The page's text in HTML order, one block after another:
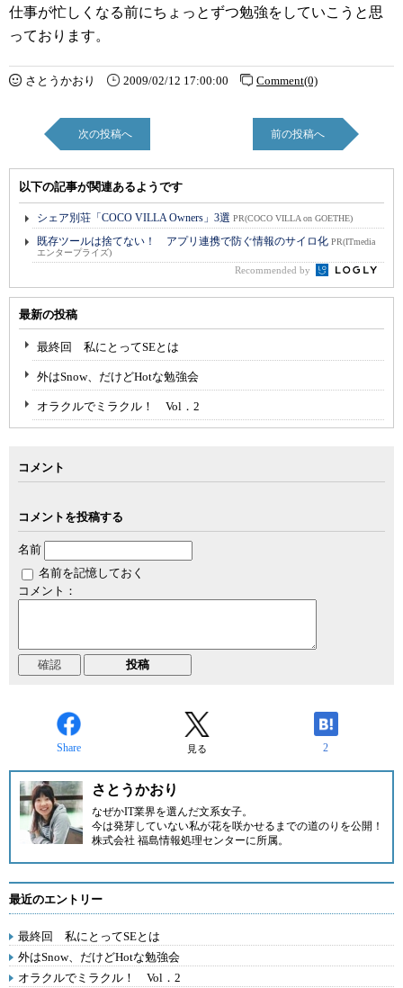
仕事が忙しくなる前にちょっとずつ勉強をしていこうと思
っております。
さとうかおり 2009/02/12 17:00:00 Comment(0)
次の投稿へ 前の投稿へ
以下の記事が関連あるようです
シェア別荘「COCO VILLA Owners」3選 PR(COCO VILLA on GOETHE)
既存ツールは捨てない！ アプリ連携で防ぐ情報のサイロ化 PR(ITmedia
エンタープライズ)
Recommended by
最新の投稿
最終回 私にとってSEとは
外はSnow、だけどHotな勉強会
オラクルでミラクル！ Vol．2
コメント
コメントを投稿する
名前
名前を記憶しておく
コメント：
Share 見る 2
さとうかおり
なぜかIT業界を選んだ文系女子。
今は発芽していない私が花を咲かせるまでの道のりを公開！
株式会社 福島情報処理センターに所属。
最近のエントリー
最終回 私にとってSEとは
外はSnow、だけどHotな勉強会
オラクルでミラクル！ Vol．2